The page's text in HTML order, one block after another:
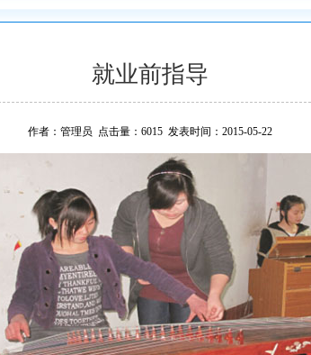
就业前指导
作者：管理员 点击量：6015 发表时间：2015-05-22